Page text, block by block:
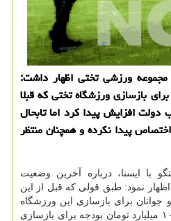
ورزشی تختی اظهار داشت:
بازسازی ورزشگاه تختی كه قبلا
دولت افزایش پیدا كرد اما تابحال
پیدا نكرده و همچنان منتظر
با ایسنا، درباره آخرین وضعیت
نمود: طبق قولی كه قبل از این
و جوانان برای بازسازی این ورزشگاه
داده بود قرار بر این بود مبلغ ۱۰ میلیارد تومان بودجه برای بازسازی